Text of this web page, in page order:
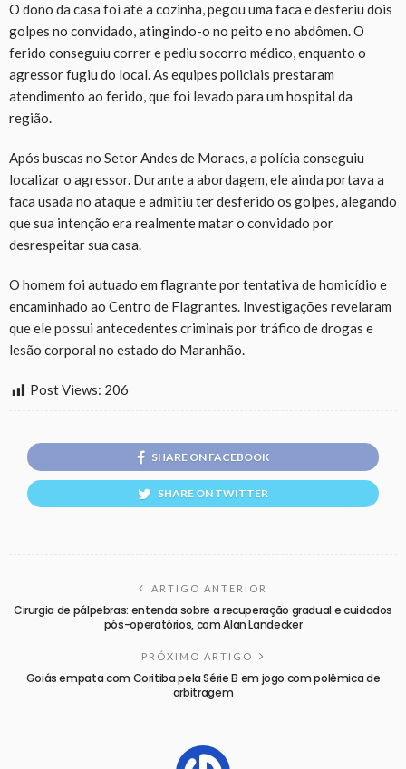
O dono da casa foi até a cozinha, pegou uma faca e desferiu dois
golpes no convidado, atingindo-o no peito e no abdômen. O
ferido conseguiu correr e pediu socorro médico, enquanto o
agressor fugiu do local. As equipes policiais prestaram
atendimento ao ferido, que foi levado para um hospital da
região.
Após buscas no Setor Andes de Moraes, a polícia conseguiu
localizar o agressor. Durante a abordagem, ele ainda portava a
faca usada no ataque e admitiu ter desferido os golpes, alegando
que sua intenção era realmente matar o convidado por
desrespeitar sua casa.
O homem foi autuado em flagrante por tentativa de homicídio e
encaminhado ao Centro de Flagrantes. Investigações revelaram
que ele possui antecedentes criminais por tráfico de drogas e
lesão corporal no estado do Maranhão.
Post Views: 206
SHARE ON FACEBOOK
SHARE ON TWITTER
ARTIGO ANTERIOR
Cirurgia de pálpebras: entenda sobre a recuperação gradual e cuidados
pós-operatórios, com Alan Landecker
PRÓXIMO ARTIGO
Goiás empata com Coritiba pela Série B em jogo com polêmica de
arbitragem